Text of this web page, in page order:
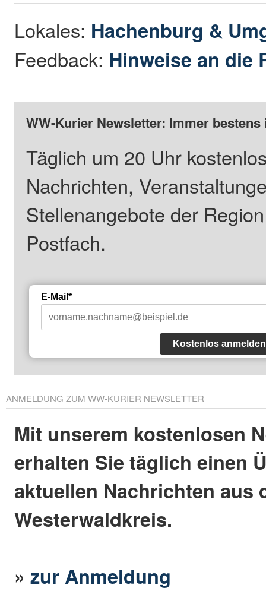
Lokales: Hachenburg &
Feedback: Hinweise an die
WW-Kurier Newsletter: Immer
Täglich um 20 Uhr
Nachrichten,
Stellenangebote der
Postfach.
E-Mail*
Kostenlos anmelden
ANMELDUNG ZUM WW-KURIER NEWSLETTER
Mit unserem kostenlosen
erhalten Sie täglich einen
aktuellen Nachrichten aus
Westerwaldkreis.
»zur Anmeldung